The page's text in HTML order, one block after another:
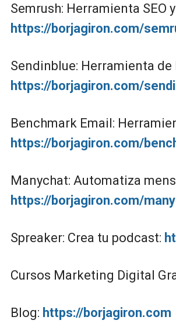
Semrush: Herramienta
https://borjagiron.com/
Sendinblue: Herramienta
https://borjagiron.com/
Benchmark Email:
https://borjagiron.com/
Manychat: Automatiza
https://borjagiron.com/
Spreaker: Crea tu podcast:
Cursos Marketing Digital
Blog: https://borjagiron.com